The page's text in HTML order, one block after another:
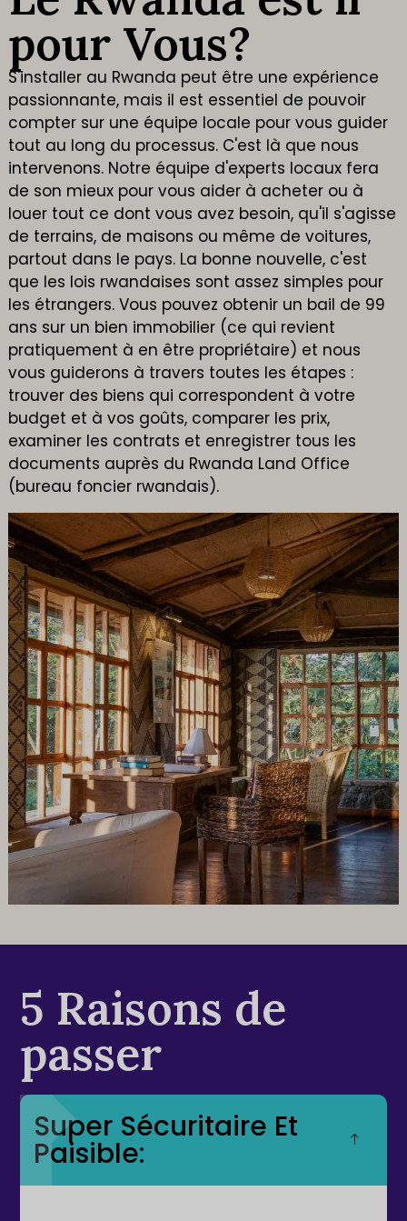
pour Vous?
S'installer au Rwanda peut être une expérience
passionnante, mais il est essentiel de pouvoir
compter sur une équipe locale pour vous guider
tout au long du processus. C'est là que nous
intervenons. Notre équipe d'experts locaux fera
de son mieux pour vous aider à acheter ou à
louer tout ce dont vous avez besoin, qu'il s'agisse
de terrains, de maisons ou même de voitures,
partout dans le pays. La bonne nouvelle, c'est
que les lois rwandaises sont assez simples pour
les étrangers. Vous pouvez obtenir un bail de 99
ans sur un bien immobilier (ce qui revient
pratiquement à en être propriétaire) et nous
vous guiderons à travers toutes les étapes :
trouver des biens qui correspondent à votre
budget et à vos goûts, comparer les prix,
examiner les contrats et enregistrer tous les
documents auprès du Rwanda Land Office
(bureau foncier rwandais).
5 Raisons de
passer
Super Sécuritaire Et
Paisible: